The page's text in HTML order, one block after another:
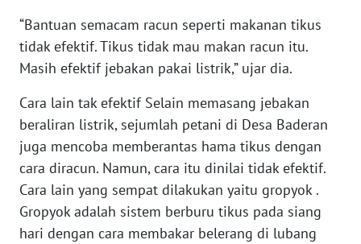
“Bantuan semacam racun seperti makanan tikus
tidak efektif. Tikus tidak mau makan racun itu.
Masih efektif jebakan pakai listrik,” ujar dia.
Cara lain tak efektif Selain memasang jebakan
beraliran listrik, sejumlah petani di Desa Baderan
juga mencoba memberantas hama tikus dengan
cara diracun. Namun, cara itu dinilai tidak efektif.
Cara lain yang sempat dilakukan yaitu gropyok .
Gropyok adalah sistem berburu tikus pada siang
hari dengan cara membakar belerang di lubang
WN
WN
BENGKULU
LAMPUNG
WN
JATENG